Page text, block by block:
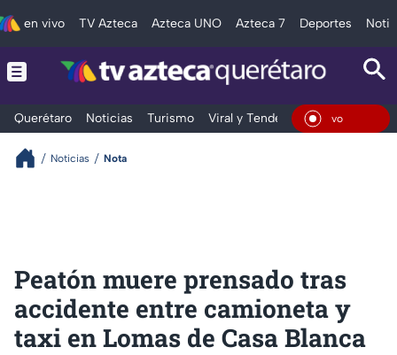
en vivo TV Azteca Azteca UNO Azteca 7 Deportes
Querétaro Noticias Turismo Viral y Tendencia Clima En
Noticias Nota
Peatón muere prensado tras
accidente entre camioneta y
taxi en Lomas de Casa Blanca